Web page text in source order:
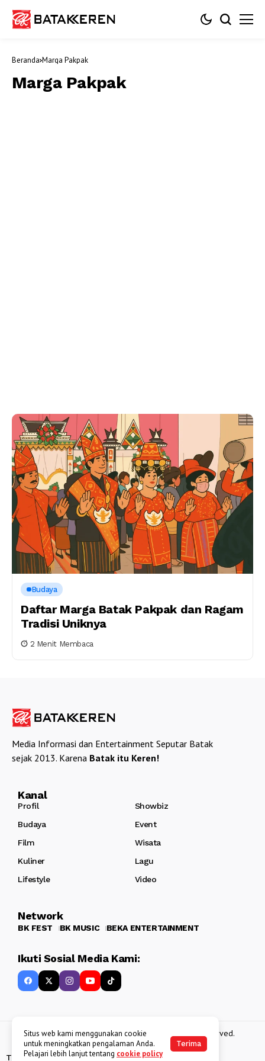
Beranda Marga Pakpak
Marga Pakpak
Budaya
Daftar Marga Batak Pakpak dan Ragam
Tradisi Uniknya
2 Menit Membaca
Media Informasi dan Entertainment Seputar Batak
sejak 2013. Karena Batak itu Keren!
Kanal
Profil
Showbiz
Budaya
Event
Film
Wisata
Kuliner
Lagu
Lifestyle
Video
Network
BK FEST BK MUSIC BEKA ENTERTAINMENT
Ikuti Sosial Media Kami:
Copyright 2013 - 2025BATAKKEREN . All rights reserved.
Tentang Kami Kebijakan Data Pribadi Disclaimer
Situs web kami menggunakan cookie
untuk meningkatkan pengalaman Anda.
Pelajari lebih lanjut tentang cookie policy
Terima